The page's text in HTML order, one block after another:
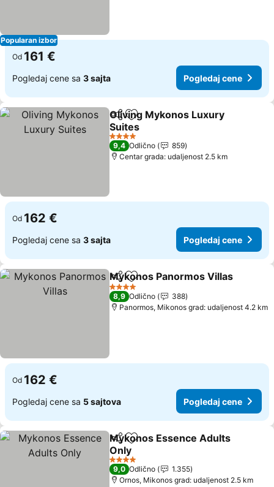
Popularan izbor
Od 161 €
Pogledaj cene sa 3 sajta Pogledaj cene
Deli Dodati u favorite
Oliving Mykonos Luxury
Suites
Pogledaj cene
4 Zvezdice
9,4 Odlično
859
Centar grada: udaljenost 2.5 km
Od 162 €
Pogledaj cene sa 3 sajta Pogledaj cene
Deli Dodati u favorite
Mykonos Panormos Villas
4 Zvezdice
8,9 Odlično
388
Panormos, Mikonos grad: udaljenost 4.2 km
Od 162 €
Pogledaj cene sa 5 sajtova Pogledaj cene
Deli Dodati u favorite
Mykonos Essence Adults
Only
Pogledaj cene
4 Zvezdice
9,0 Odlično
1.355
Ornos, Mikonos grad: udaljenost 2.5 km